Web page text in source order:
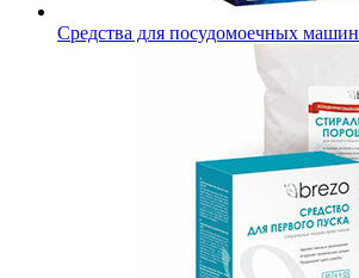
Средства для посудомоечных машин